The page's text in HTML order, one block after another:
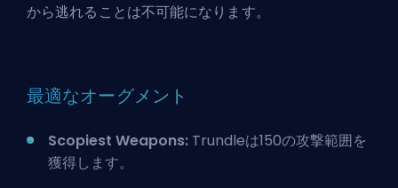
から逃れることは不可能になります。
最適なオーグメント
Scopiest Weapons: Trundleは150の攻撃範囲を
獲得します。